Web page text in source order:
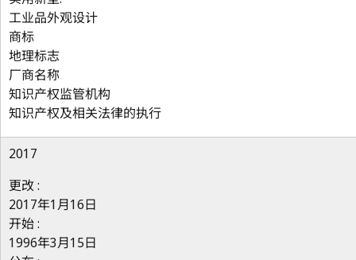
工业品外观设计
商标
地理标志
厂商名称
知识产权监管机构
知识产权及相关法律的执行
2017
更改 :
2017年1月16日
开始 :
1996年3月15日